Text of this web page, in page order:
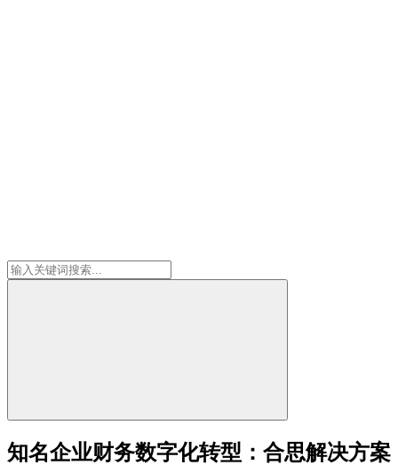
知名企业财务数字化转型：合思解决方案